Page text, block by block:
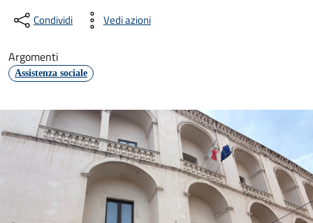
Condividi Vedi azioni
Argomenti
Assistenza sociale